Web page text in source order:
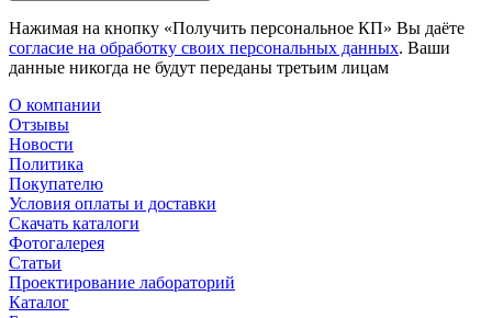
Нажимая на кнопку «Получить персональное КП» Вы даёте
согласие на обработку своих персональных данных. Ваши
данные никогда не будут переданы третьим лицам
О компании
Отзывы
Новости
Политика
Покупателю
Условия оплаты и доставки
Скачать каталоги
Фотогалерея
Статьи
Проектирование лабораторий
Каталог